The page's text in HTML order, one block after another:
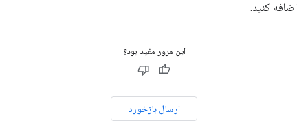
اضافه کنید.
این مرور مفید بود؟
ارسال بازخورد